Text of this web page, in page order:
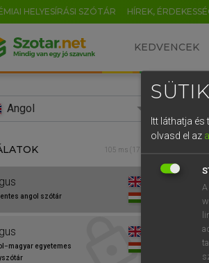
HELYESÍRÁSI SZÓTÁR HÍREK,
KEDVENCEK
Angol
105 ms (17 db)
angol szótár
egyetemes
bogus
Itt láthatja
olvasd el az
EN
0